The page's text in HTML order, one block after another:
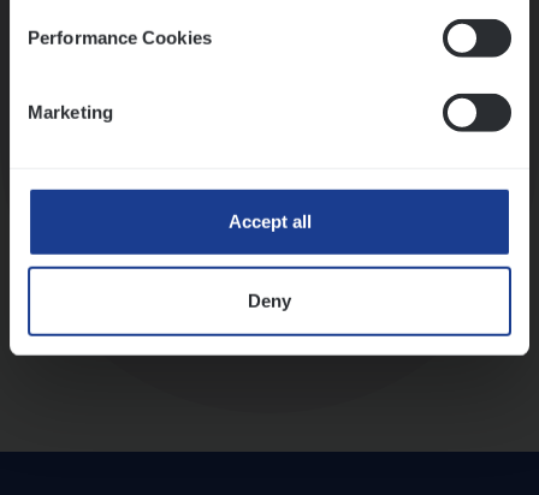
Performance Cookies
Marketing
Accept all
Deny